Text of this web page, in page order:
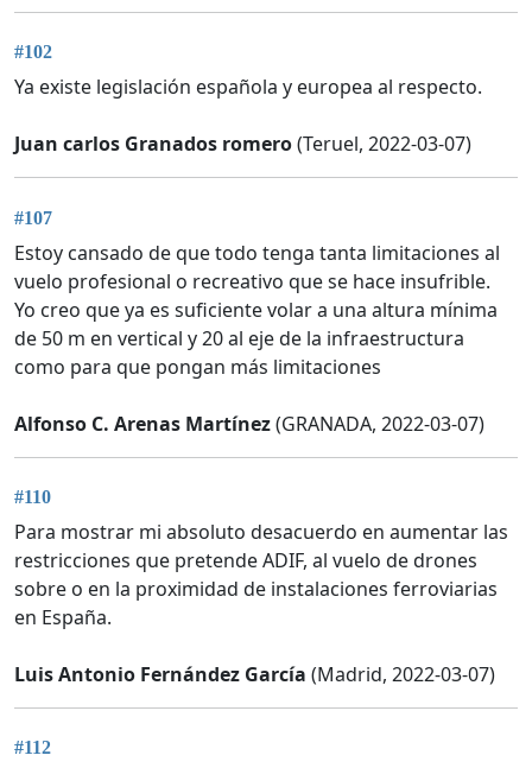
#102
Ya existe legislación española y europea al respecto.
Juan carlos Granados romero(Teruel, 2022-03-07)
#107
Estoy cansado de que todo tenga tanta limitaciones al
vuelo profesional o recreativo que se hace insufrible.
Yo creo que ya es suficiente volar a una altura mínima
de 50 m en vertical y 20 al eje de la infraestructura
como para que pongan más limitaciones
Alfonso C. Arenas Martínez(GRANADA, 2022-03-07)
#110
Para mostrar mi absoluto desacuerdo en aumentar las
restricciones que pretende ADIF, al vuelo de drones
sobre o en la proximidad de instalaciones ferroviarias
en España.
Luis Antonio Fernández García (Madrid, 2022-03-07)
#112